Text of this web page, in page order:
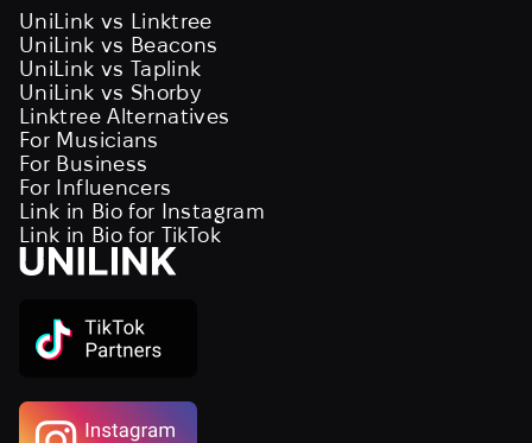
UniLink vs Linktree
UniLink vs Beacons
UniLink vs Taplink
UniLink vs Shorby
Linktree Alternatives
For Musicians
For Business
For Influencers
Link in Bio for Instagram
Link in Bio for TikTok